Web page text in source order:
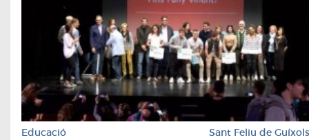
Educació Sant Feliu de Guíxols